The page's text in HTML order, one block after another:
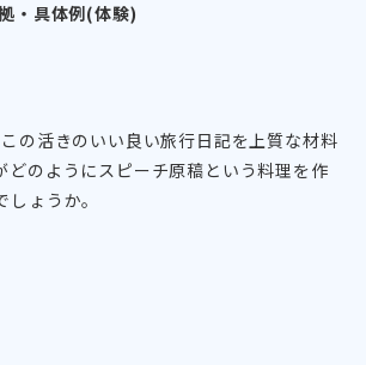
・具体例(体験)
の活きのいい良い旅行日記を上質な材料
どのようにスピーチ原稿という料理を作
ょうか。